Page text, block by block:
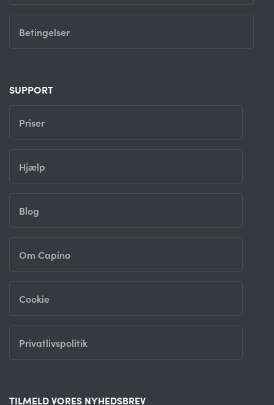
Betingelser
SUPPORT
Priser
Hjælp
Blog
Om Capino
Cookie
Privatlivspolitik
TILMELD VORES NYHEDSBREV